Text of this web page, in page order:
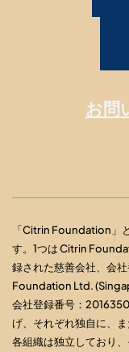
お問
「Citrin Foundation」
す。1つは Citrin
録された慈善会社、会
Foundation Ltd.
会社登録番号：
げ、それぞれ独自に、
各組織は独立しており